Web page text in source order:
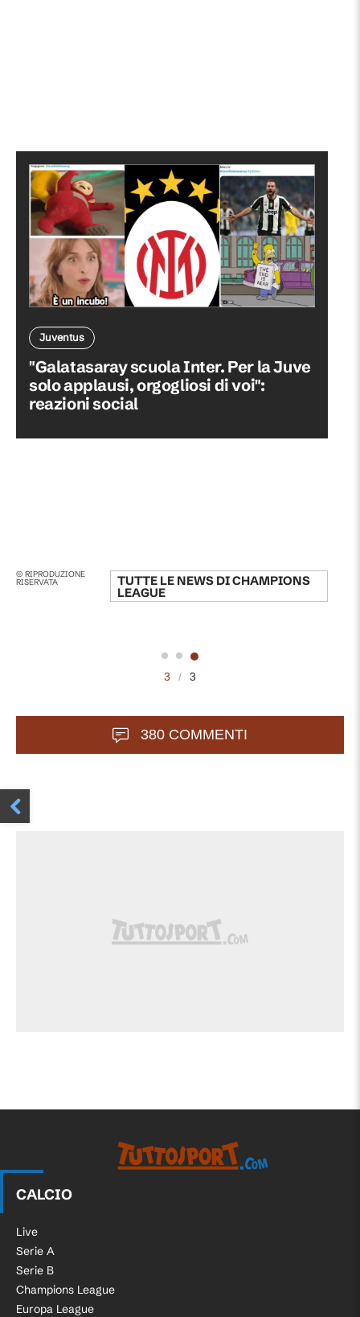
Juventus
"Galatasaray scuola Inter. Per la Juve
solo applausi, orgogliosi di voi":
reazioni social
© RIPRODUZIONE
RISERVATA TUTTE LE NEWS DICHAMPIONS
LEAGUE
3 / 3
380 COMMENTI
CALCIO
Live
Serie A
Serie B
Champions League
Europa League